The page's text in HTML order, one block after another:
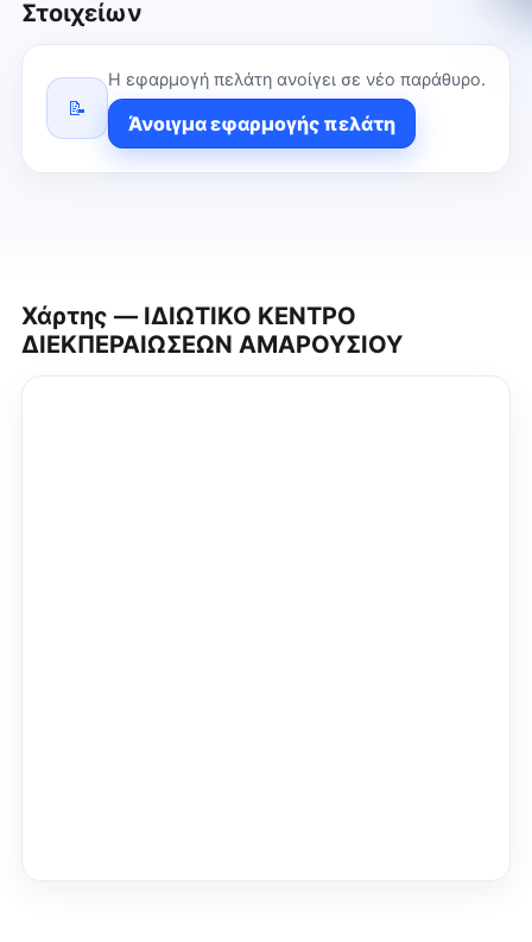
Στοιχείων
📝
Η εφαρμογή πελάτη ανοίγει σε νέο παράθυρο.
Άνοιγμα εφαρμογής πελάτη
Χάρτης — ΙΔΙΩΤΙΚΟ ΚΕΝΤΡΟ
ΔΙΕΚΠΕΡΑΙΩΣΕΩΝ ΑΜΑΡΟΥΣΙΟΥ